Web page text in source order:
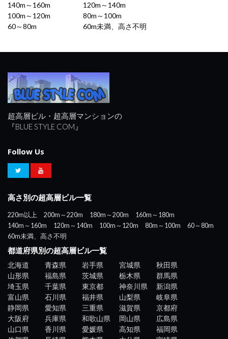
140m～160m
120m～140m
100m～120m
80m～100m
60～80m
60m未満、高さ不明
超高層ビル・超高層マンションの
『BLUE STYLE COM』
Follow Us
高さ別の超高層ビル一覧
220m以上 200m～220m 180m～200m
160m～180m
140m～160m
120m～140m 100m～120m 80m～100m
60～80m
60m未満、高さ不明
都道府県別の超高層ビル一覧
北海道 青森県 岩手県 宮城県
秋田県
山形県
福島県 茨城県 栃木県
群馬県
埼玉県
千葉県 東京都 神奈川県
新潟県
富山県
石川県 福井県 山梨県
岐阜県
静岡県
愛知県 三重県 滋賀県
京都府
大阪府
兵庫県 和歌山県 岡山県
広島県
山口県
香川県 愛媛県 高知県
福岡県